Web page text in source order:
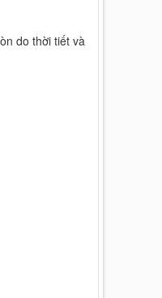
do thời tiết và